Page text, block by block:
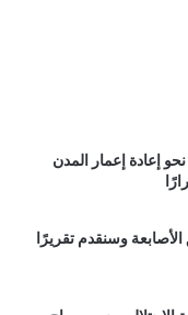
إعادة إعمار المدن
الأصابعة وسنقدم تقريرًا